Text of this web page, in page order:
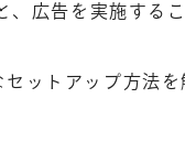
広告を実施する
ットアップ方法